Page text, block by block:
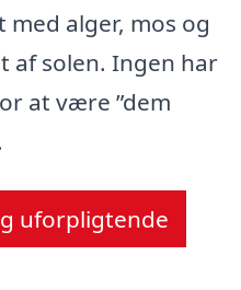
alger, mos og
af solen. Ingen har
at være ”dem
uforpligtende